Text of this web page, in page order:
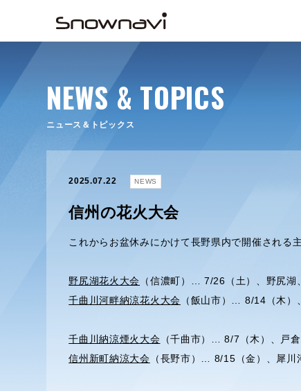
NEWS & TOPICS
ニュース＆トピックス
2025.07.22 NEWS
信州の花火大会
これからお盆休みにかけて長野県内で開催される
野尻湖花火大会 （信濃町）… 7/26（土）、野尻湖
千曲川河畔納涼花火大会 （飯山市）… 8/14（木）
千曲川納涼煙火大会 （千曲市）… 8/7（木）、戸
信州新町納涼大会 （長野市）… 8/15（金）、犀川